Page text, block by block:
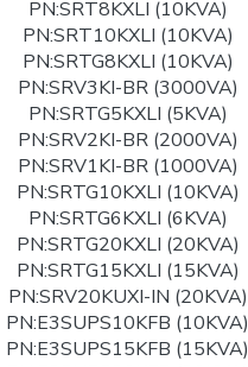
PN:SRT8KXLI (10KVA)
PN:SRT10KXLI (10KVA)
PN:SRTG8KXLI (10KVA)
PN:SRV3KI-BR (3000VA)
PN:SRTG5KXLI (5KVA)
PN:SRV2KI-BR (2000VA)
PN:SRV1KI-BR (1000VA)
PN:SRTG10KXLI (10KVA)
PN:SRTG6KXLI (6KVA)
PN:SRTG20KXLI (20KVA)
PN:SRTG15KXLI (15KVA)
PN:SRV20KUXI-IN (20KVA)
PN:E3SUPS10KFB (10KVA)
PN:E3SUPS15KFB (15KVA)